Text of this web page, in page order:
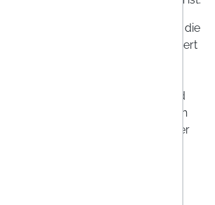
werden die
die Bewerbungsdaten gespeichert
und solange dies für den
erforderlich oder im
zweckdienlich ist. Wird
entsprochen, werden die Daten
Monaten nach Bekanntgabe der
einer Löschung keine
Interessen des für die
entgegenstehen.
Interesse in diesem Sinne ist